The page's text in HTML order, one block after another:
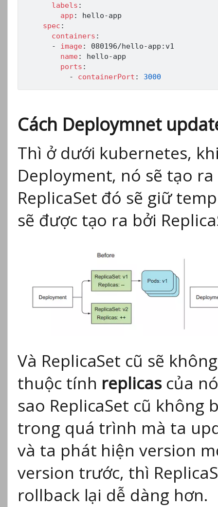
labels :
app : hello-app
spec :
containers :
-
image: 080196/hello-app : v1
name: hello-app
ports :
-
containerPort : 3000
Cách Deploymnet
Thì ở dưới kubernetes,
Deployment, nó sẽ tạo
ReplicaSet đó sẽ giữ
sẽ được tạo ra bởi
Và ReplicaSet cũ sẽ
thuộc tính replicascủa
sao ReplicaSet cũ không
trong quá trình mà ta
và ta phát hiện version
version trước, thì
rollback lại dễ dàng hơn.